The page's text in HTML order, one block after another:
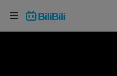
เลือกภาษา